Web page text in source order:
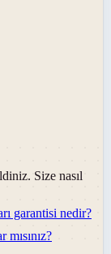
Size nasıl
garantisi nedir?